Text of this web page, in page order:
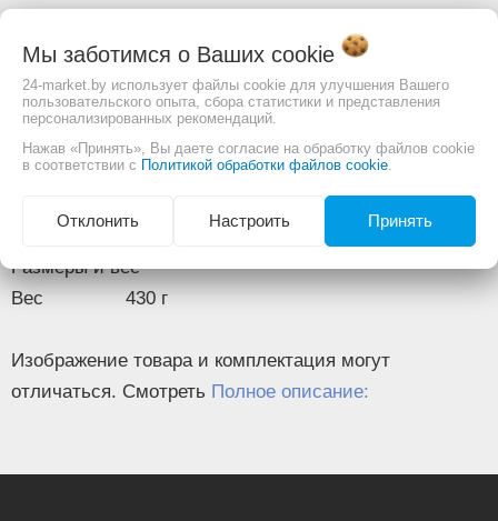
Модель товара
Информация
Автоматические ножницы MATRIX для
резки изделий из ПВХ D до 42 мм,
лезвие из нержавеющей стали 78411
Описание
Размеры и вес
Вес
430 г
Изображение товара и комплектация могут
отличаться. Смотреть Полное описание:
Мы заботимся о Ваших cookie
24-market.by использует файлы cookie для улучшения Вашего
пользовательского опыта, сбора статистики и представления
персонализированных рекомендаций.
Нажав «Принять», Вы даете согласие на обработку файлов cookie
в соответствии с Политикой обработки файлов cookie
Отклонить Настроить Принять